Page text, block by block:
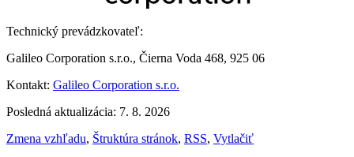
Technický prevádzkovateľ:
Galileo Corporation s.r.o., Čierna Voda 468, 925 06
Kontakt: Galileo Corporation s.r.o.
Posledná aktualizácia: 7. 8. 2026
Zmena vzhľadu, Štruktúra stránok, RSS, Vytlačiť